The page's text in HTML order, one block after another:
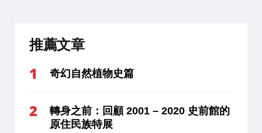
推薦文章
奇幻自然植物史篇
轉身之前：回顧 2001 – 2020 史前館的
原住民族特展